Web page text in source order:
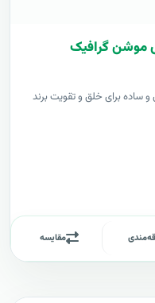
و ساده برای خلق و تقویت برند
مقایسه